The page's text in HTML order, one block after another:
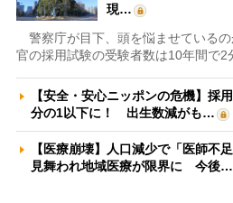
現…
警察庁が目下、頭を悩ませている
官の採用試験の受験者数は10年間で2
【安全・安心ニッポンの危機】採
分の1以下に！ 出生数減がも…
【医療崩壊】人口減少で「医師不
見舞われ地域医療が限界に 今後…